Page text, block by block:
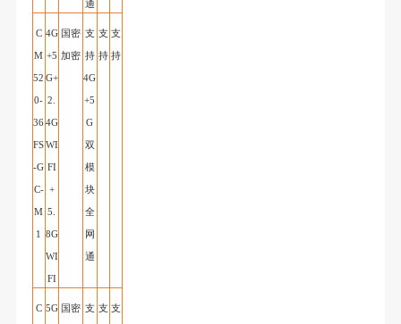
通
C
M
52
0-
36
FS
-G
C-
M
1
4G
+5
G+
2.
4G
WI
FI
+
5.
8G
WI
FI
国密
加密
支
持
4G
+5
G
双
模
块
全
网
通
支
持
支
持
C 5G 国密 支 支 支